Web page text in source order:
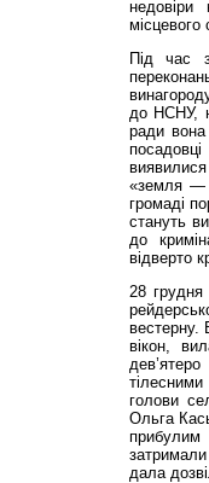
недовіри
місцевого
Під час
до НСНУ,
ради вона
«земля —
громаді
стануть
до
відверто
28
вестерну.
вікон,
голови
Ольга
прибулим
дала